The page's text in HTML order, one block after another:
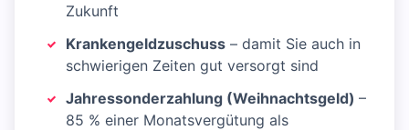
Zukunft
Krankengeldzuschuss – damit Sie auch in
schwierigen Zeiten gut versorgt sind
Jahressonderzahlung (Weihnachtsgeld) –
85 % einer Monatsvergütung als